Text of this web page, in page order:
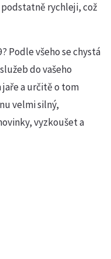
rychleji, což
Podle všeho se chystá
do vašeho
jaře a určitě o tom
velmi silný,
vyzkoušet a